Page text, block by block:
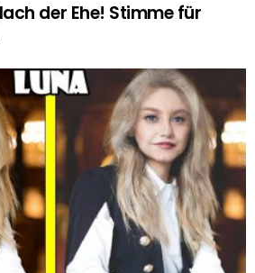
der Ehe! Stimme für